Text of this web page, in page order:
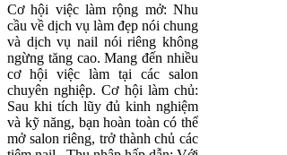
Cơ hội việc làm rộng mở: Nhu
cầu về dịch vụ làm đẹp nói chung
và dịch vụ nail nói riêng không
ngừng tăng cao. Mang đến nhiều
cơ hội việc làm tại các salon
chuyên nghiệp. Cơ hội làm chủ:
Sau khi tích lũy đủ kinh nghiệm
và kỹ năng, bạn hoàn toàn có thể
mở salon riêng, trở thành chủ các